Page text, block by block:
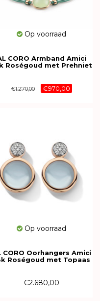
Op voorraad
CORO Armband Amici
Roségoud met Prehniet
€1.270,00 €970,00
Op voorraad
CORO Oorhangers Amici
Roségoud met Topaas
€2.680,00